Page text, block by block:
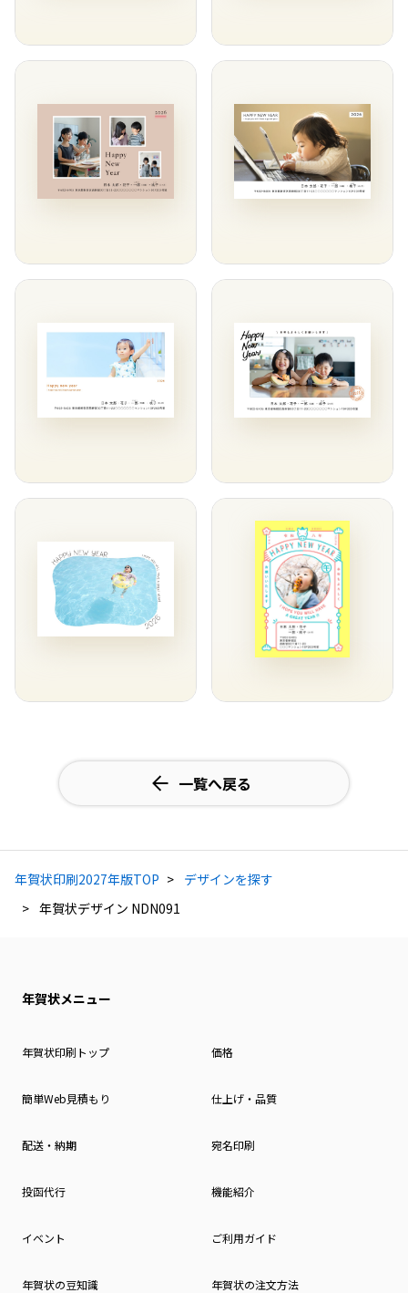
一覧へ戻る
年賀状印刷2027年版TOP
デザインを探す
年賀状デザイン NDN091
年賀状メニュー
年賀状印刷トップ 価格
簡単Web見積もり 仕上げ・品質
配送・納期 宛名印刷
投函代行 機能紹介
イベント ご利用ガイド
年賀状の豆知識 年賀状の注文方法